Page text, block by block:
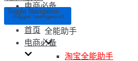
电商必备
全能助手
淘宝全能助手
Toggle Navigation
Toggle Navigation
首页
电商必备